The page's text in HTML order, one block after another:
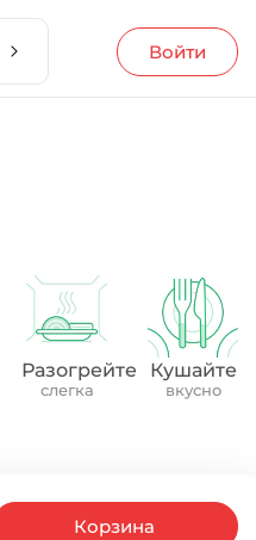
Войти
Разогрейте
слегка
Кушайте
вкусно
Корзина